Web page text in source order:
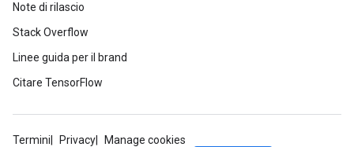
Note di rilascio
Stack Overflow
Linee guida per il brand
Citare TensorFlow
Termini Privacy
Manage cookies